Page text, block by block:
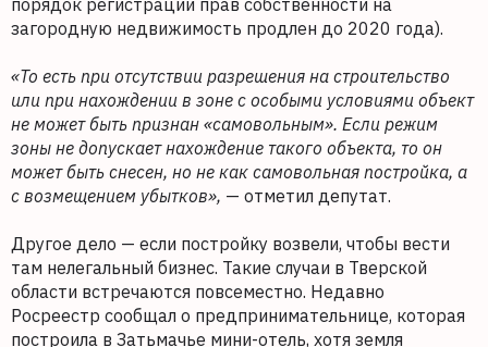
порядок регистрации прав собственности на
загородную недвижимость продлен до 2020 года).
«То есть при отсутствии разрешения на строительство
или при нахождении в зоне с особыми условиями объект
не может быть признан «самовольным». Если режим
зоны не допускает нахождение такого объекта, то он
может быть снесен, но не как самовольная постройка, а
с возмещением убытков», — отметил депутат.
Другое дело — если постройку возвели, чтобы вести
там нелегальный бизнес. Такие случаи в Тверской
области встречаются повсеместно. Недавно
Росреестр сообщал о предпринимательнице, которая
построила в Затьмачье мини-отель, хотя земля